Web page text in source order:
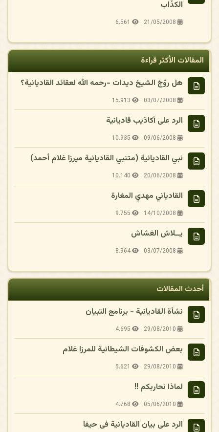
الكذّاب
21/05/2008
6.561
المقالات الأكثر قراءة
هل روّجَ الشيخ ديدات -رحمه الله لعقائد القاديانية؟
03/07/2008
15.913
الرد على أكاذيب قاديانية
09/06/2008
10.935
نبي القاديانية (متنبي القاديانية ميرزا غلام أحمد)
20/06/2008
10.140
القادياني مهدي المغارة
14/10/2008
9.755
يــلاش الغشاش
03/07/2008
8.964
أحدث المقالات
نشأة القاديانية - برنامج التبيان
29/08/2010
4.695
بعض الكشوفات الشيطانية للمرزا غلام
29/08/2010
5.621
لماذا نحاربكم !!
05/06/2010
4.768
الرد على بيان القاديانية فى حيفا